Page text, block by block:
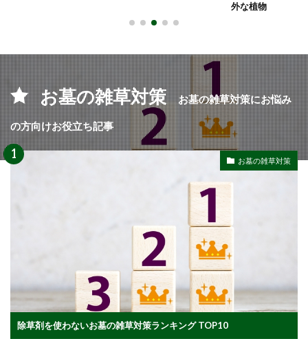
外な植物
お墓の雑草対策 お墓の雑草対策にお悩み
の方向けお役立ち記事
お墓の雑草対策
除草剤を使わないお墓の雑草対策ランキング TOP10